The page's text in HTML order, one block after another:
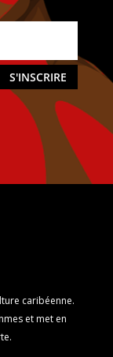
S'INSCRIRE
caribéenne.
et met en